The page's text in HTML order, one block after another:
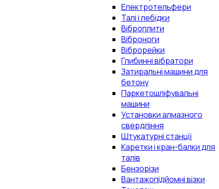
Електротельфери
Талі і лебідки
Віброплити
Віброноги
Віброрейки
Глибинні вібратори
Затиральні машини для
бетону
Паркетошліфувальні
машини
Установки алмазного
свердління
Штукатурні станції
Каретки і кран-балки для
талів
Бензорізи
Вантажопідйомні візки